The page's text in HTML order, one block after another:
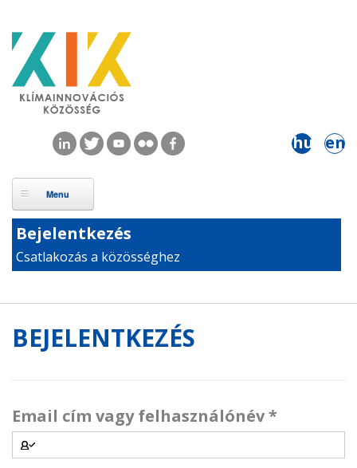
Ugrás a tartalomra
hu en
Bejelentkezés
Csatlakozás a közösséghez
BEJELENTKEZÉS
Email cím vagy felhasználónév*